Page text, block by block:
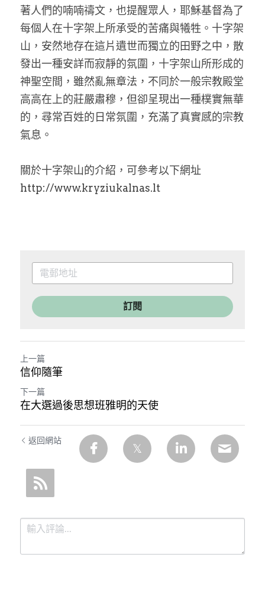
著人們的喃喃禱文，也提醒眾人，耶穌基督為了
每個人在十字架上所承受的苦痛與犧牲。十字架
山，安然地存在這片遺世而獨立的田野之中，散
發出一種安詳而寂靜的氛圍，十字架山所形成的
神聖空間，雖然亂無章法，不同於一般宗教殿堂
高高在上的莊嚴肅穆，但卻呈現出一種樸實無華
的，尋常百姓的日常氛圍，充滿了真實感的宗教
氣息。
關於十字架山的介紹，可參考以下網址
http://www.kryziukalnas.lt
訂閱
上一篇
信仰隨筆
下一篇
在大選過後思想班雅明的天使
返回網站